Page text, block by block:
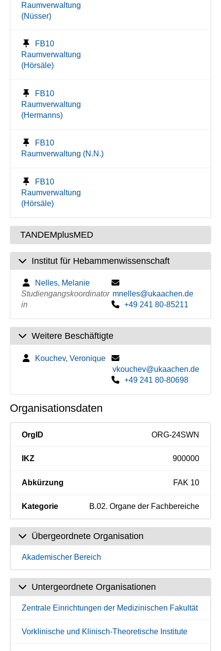
Raumverwaltung
(Nüsser)
FB10
Raumverwaltung
(Hörsäle)
FB10
Raumverwaltung
(Hermanns)
FB10
Raumverwaltung (N.N.)
FB10
Raumverwaltung
(Hörsäle)
TANDEMplusMED
Institut für Hebammenwissenschaft
Nelles, Melanie
Studiengangskoordinator
in
mnelles@ukaachen.de
+49 241 80-85211
Weitere Beschäftigte
Kouchev, Veronique
vkouchev@ukaachen.de
+49 241 80-80698
Organisationsdaten
OrgID ORG-24SWN
IKZ 900000
Abkürzung FAK 10
Kategorie B.02. Organe der Fachbereiche
Übergeordnete Organisation
Akademischer Bereich
Untergeordnete Organisationen
Zentrale Einrichtungen der Medizinischen Fakultät
Vorklinische und Klinisch-Theoretische Institute